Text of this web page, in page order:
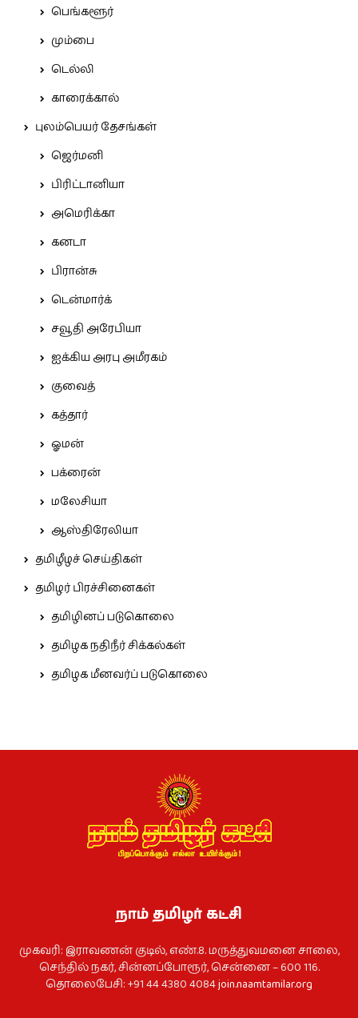
பெங்களூர்
மும்பை
டெல்லி
காரைக்கால்
புலம்பெயர் தேசங்கள்
ஜெர்மனி
பிரிட்டானியா
அமெரிக்கா
கனடா
பிரான்சு
டென்மார்க்
சவூதி அரேபியா
ஐக்கிய அரபு அமீரகம்
குவைத்
கத்தார்
ஓமன்
பக்ரைன்
மலேசியா
ஆஸ்திரேலியா
தமிழீழச் செய்திகள்
தமிழர் பிரச்சினைகள்
தமிழினப் படுகொலை
தமிழக நதிநீர் சிக்கல்கள்
தமிழக மீனவர்ப் படுகொலை
நாம் தமிழர் கட்சி
முகவரி: இராவணன் குடில், எண்.8. மருத்துவமனை சாலை,
செந்தில் நகர், சின்னப்போரூர், சென்னை – 600 116.
தொலைபேசி: +91 44 4380 4084join.naamtamilar.org